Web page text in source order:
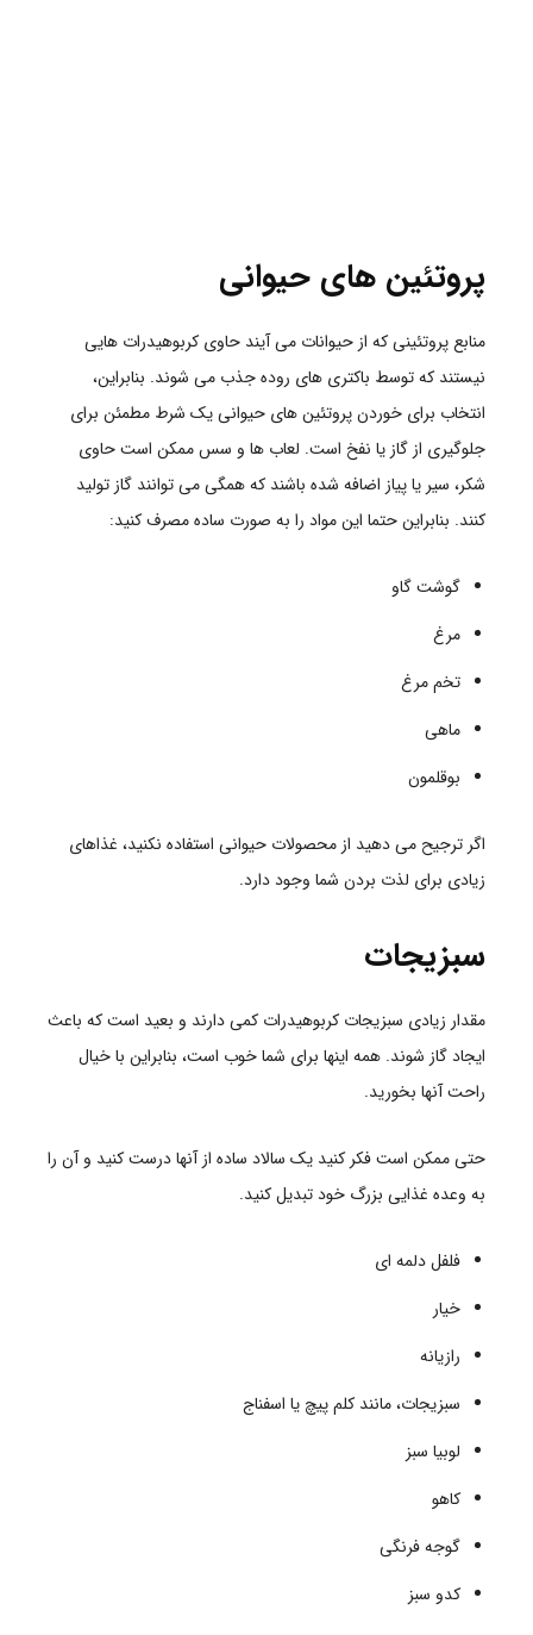
پروتئین های حیوانی
منابع پروتئینی که از حیوانات می آیند حاوی کربوهیدرات هایی
نیستند که توسط باکتری های روده جذب می شوند. بنابراین،
انتخاب برای خوردن پروتئین های حیوانی یک شرط مطمئن برای
جلوگیری از گاز یا نفخ است. لعاب ها و سس ممکن است حاوی
شکر، سیر یا پیاز اضافه شده باشند که همگی می توانند گاز تولید
کنند. بنابراین حتما این مواد را به صورت ساده مصرف کنید:
گوشت گاو
مرغ
تخم مرغ
ماهی
بوقلمون
اگر ترجیح می دهید از محصولات حیوانی استفاده نکنید، غذاهای
زیادی برای لذت بردن شما وجود دارد.
سبزیجات
مقدار زیادی سبزیجات کربوهیدرات کمی دارند و بعید است که باعث
ایجاد گاز شوند. همه اینها برای شما خوب است، بنابراین با خیال
راحت آنها بخورید.
حتی ممکن است فکر کنید یک سالاد ساده از آنها درست کنید و آن را
به وعده غذایی بزرگ خود تبدیل کنید.
فلفل دلمه ای
خیار
رازیانه
سبزیجات، مانند کلم پیچ یا اسفناج
لوبیا سبز
کاهو
گوجه فرنگی
کدو سبز